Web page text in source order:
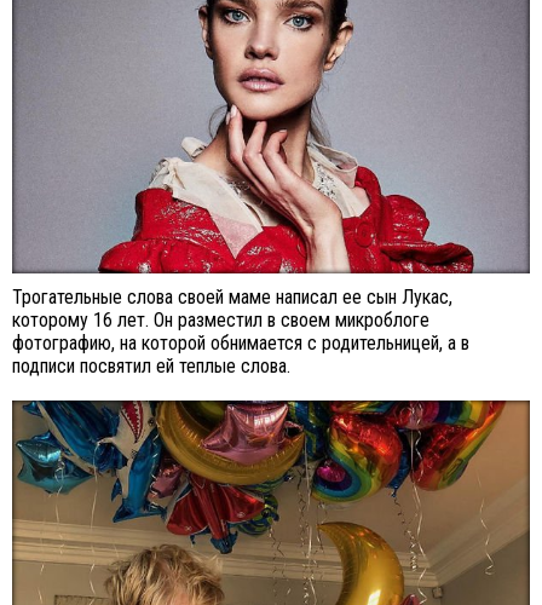
Трогательные слова своей маме написал ее сын Лукас,
которому 16 лет. Он разместил в своем микроблоге
фотографию, на которой обнимается с родительницей, а в
подписи посвятил ей теплые слова.